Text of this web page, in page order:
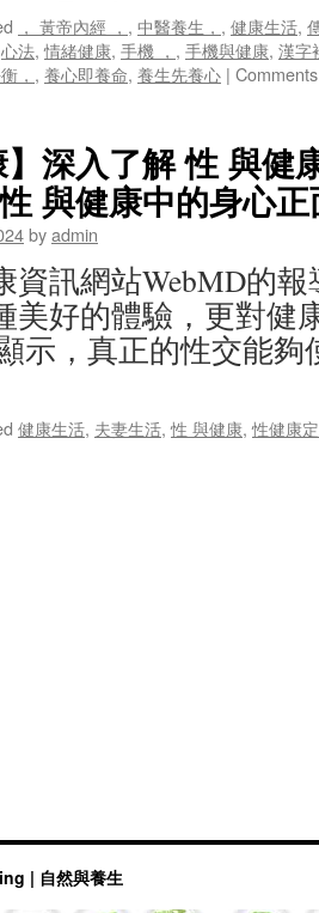
， 黃帝內經 ， , 中醫養生， , 健康生活,
心法,情緒健康, 手機 ， , 手機與健康, 漢字
， , 養心即養命, 養生先養心 |
】深入了解 性 與健
與健康中的身心
byadmin
資訊網站WebMD的
美好的體驗，更對健
示，真正的性交能
健康生活, 夫妻生活,性 與健康,性健康
| 自然與養生